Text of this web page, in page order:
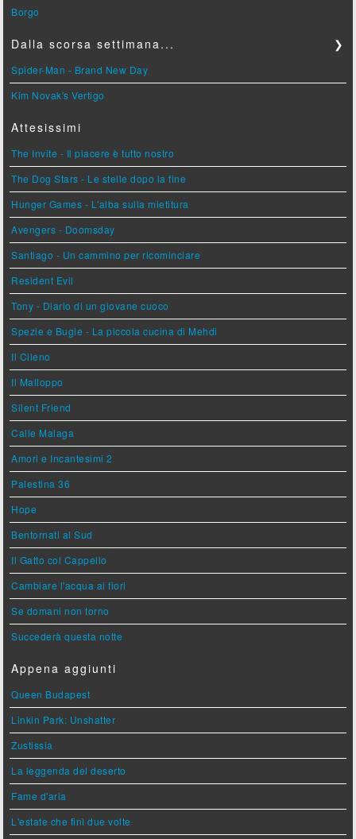
Borgo
Dalla scorsa settimana... ❯
Spider-Man - Brand New Day
Kim Novak's Vertigo
Attesissimi
The Invite - Il piacere è tutto nostro
The Dog Stars - Le stelle dopo la fine
Hunger Games - L'alba sulla mietitura
Avengers - Doomsday
Santiago - Un cammino per ricominciare
Resident Evil
Tony - Diario di un giovane cuoco
Spezie e Bugie - La piccola cucina di Mehdi
Il Cileno
Il Malloppo
Silent Friend
Calle Malaga
Amori e Incantesimi 2
Palestina 36
Hope
Bentornati al Sud
Il Gatto col Cappello
Cambiare l'acqua ai fiori
Se domani non torno
Succederà questa notte
Appena aggiunti
Queen Budapest
Linkin Park: Unshatter
Zustissia
La leggenda del deserto
Fame d'aria
L'estate che finì due volte